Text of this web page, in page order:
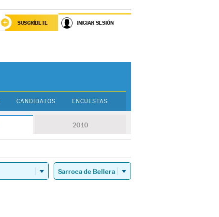
SUSCRÍBETE INICIAR SESIÓN
CANDIDATOS ENCUESTAS
2010